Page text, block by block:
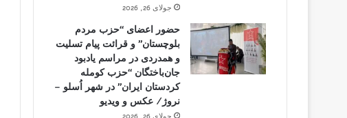
جولای 26, 2026
حضور اعضای “حزب مردم
بلوچستان” و قرائت پیام تسلیت
و همدردی در مراسم یادبود
جان‌باختگان “حزب کومله
کردستان ایران” در شهر اُسلو –
نروژ/ عکس و ویدیو